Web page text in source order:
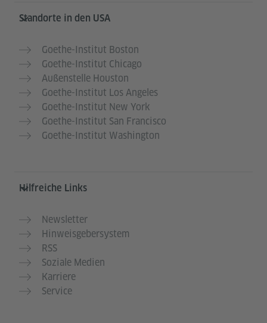
Service- und Informationsbereich
Standorte in den USA
Goethe-Institut Boston
Goethe-Institut Chicago
Außenstelle Houston
Goethe-Institut Los Angeles
Goethe-Institut New York
Goethe-Institut San Francisco
Goethe-Institut Washington
Hilfreiche Links
Newsletter
Hinweisgebersystem
RSS
Soziale Medien
Karriere
Service